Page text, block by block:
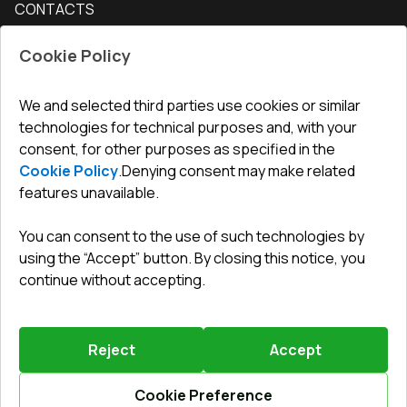
Interior doors
How to measure windows
For companies, cooperation
Conditions for returning goods
Guarantee
CONTACTS
undefined(undefined)
info@toptechnik.com.pl
Polityka prywatności
REGULAMIN
©2026.All right reserved.Powered byVitrager.com.
Report a problem?
Cookie Policy
We and selected third parties use cookies or similar
technologies for technical purposes and, with your
consent, for other purposes as specified in the
Cookie Policy.Denying consent may make related
features unavailable.
You can consent to the use of such technologies by
using the “Accept” button. By closing this notice, you
continue without accepting.
Reject Accept
Cookie Preference